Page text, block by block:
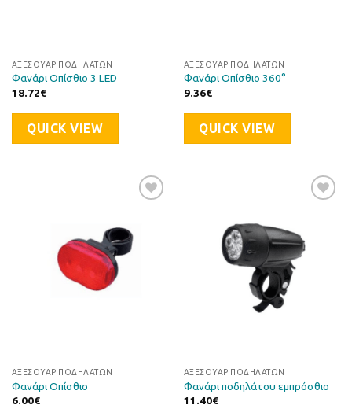
ΑΞΕΣΟΥΆΡ ΠΟΔΗΛΆΤΩΝ
Φανάρι Οπίσθιο 3 LED
18.72€
QUICK VIEW
ΑΞΕΣΟΥΆΡ ΠΟΔΗΛΆΤΩΝ
Φανάρι Οπίσθιο 360°
9.36€
QUICK VIEW
Επιθυμιών
ΑΞΕΣΟΥΆΡ ΠΟΔΗΛΆΤΩΝ
Φανάρι Οπίσθιο
6.00€
Επιθυμιών
ΑΞΕΣΟΥΆΡ ΠΟΔΗΛΆΤΩΝ
Φανάρι ποδηλάτου εμπρόσθιο
11.40€